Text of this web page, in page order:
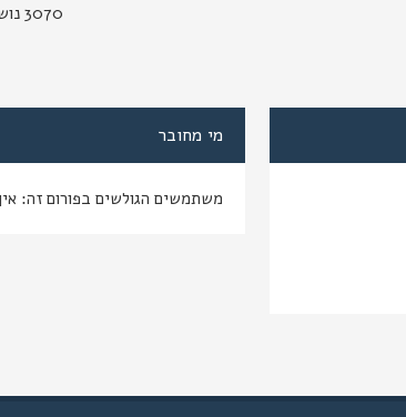
3070 נושאים
מי מחובר
משתמשים הגולשים בפורום זה: